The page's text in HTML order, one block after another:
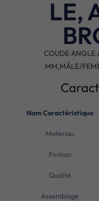
LE,
COUDE ANGLE
MM,MÂLE/
Nom Caractéristique
Matériau
Finition
Qualité
Assemblage